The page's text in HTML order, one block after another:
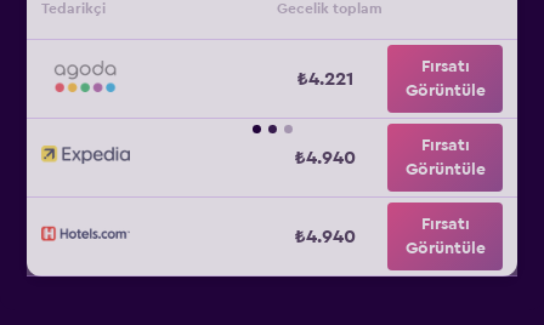
Tedarikçi Gecelik toplam
₺4.221
Fırsatı
Görüntüle
₺4.940
Fırsatı
Görüntüle
₺4.940
Fırsatı
Görüntüle